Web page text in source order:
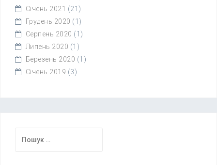
Січень 2021 (21)
Грудень 2020 (1)
Серпень 2020 (1)
Липень 2020 (1)
Березень 2020 (1)
Січень 2019 (3)